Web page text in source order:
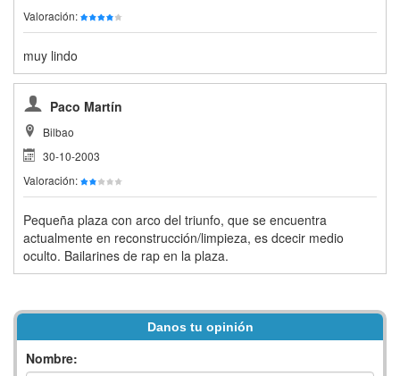
Valoración:
muy lindo
Paco Martín
Bilbao
30-10-2003
Valoración:
Pequeña plaza con arco del triunfo, que se encuentra
actualmente en reconstrucción/limpieza, es dcecir medio
oculto. Bailarines de rap en la plaza.
Danos tu opinión
Nombre: